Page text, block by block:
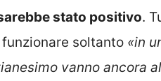
stato positivo.
soltanto «in
vanno ancora